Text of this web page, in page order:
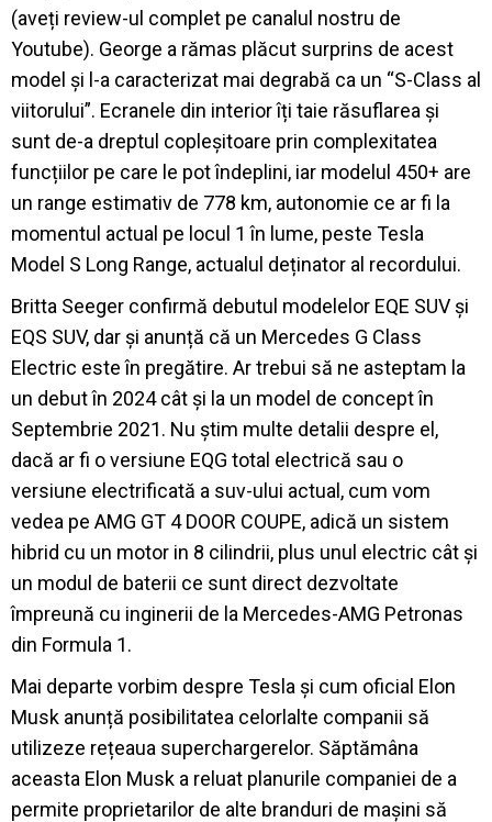
(aveți review-ul complet pe canalul nostru de
Youtube). George a rămas plăcut surprins de acest
model și l-a caracterizat mai degrabă ca un “S-Class al
viitorului”. Ecranele din interior îți taie răsuflarea și
sunt de-a dreptul copleșitoare prin complexitatea
funcțiilor pe care le pot îndeplini, iar modelul 450+ are
un range estimativ de 778 km, autonomie ce ar fi la
momentul actual pe locul 1 în lume, peste Tesla
Model S Long Range, actualul deținator al recordului.
Britta Seeger confirmă debutul modelelor EQE SUV și
EQS SUV, dar și anunță că un Mercedes G Class
Electric este în pregătire. Ar trebui să ne asteptam la
un debut în 2024 cât și la un model de concept în
Septembrie 2021. Nu știm multe detalii despre el,
dacă ar fi o versiune EQG total electrică sau o
versiune electrificată a suv-ului actual, cum vom
vedea pe AMG GT 4 DOOR COUPE, adică un sistem
hibrid cu un motor in 8 cilindrii, plus unul electric cât și
un modul de baterii ce sunt direct dezvoltate
împreună cu inginerii de la Mercedes-AMG Petronas
din Formula 1.
Mai departe vorbim despre Tesla și cum oficial Elon
Musk anunță posibilitatea celorlalte companii să
utilizeze rețeaua superchargerelor. Săptămâna
aceasta Elon Musk a reluat planurile companiei de a
permite proprietarilor de alte branduri de mașini să